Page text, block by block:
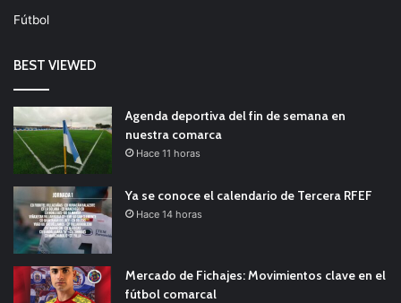
Fútbol
BEST VIEWED
Agenda deportiva del fin de semana en
nuestra comarca
Hace 11 horas
Ya se conoce el calendario de Tercera RFEF
Hace 14 horas
Mercado de Fichajes: Movimientos clave en el
fútbol comarcal